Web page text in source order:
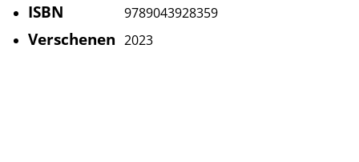
ISBN 9789043928359
Verschenen 2023